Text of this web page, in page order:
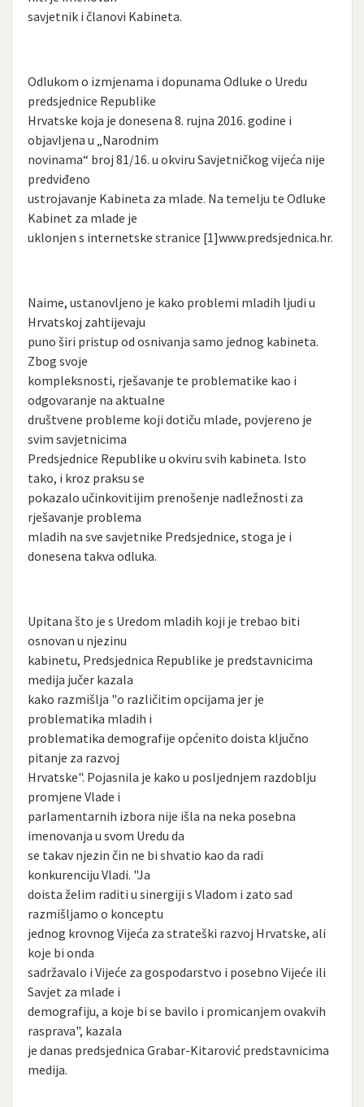
savjetnik i članovi Kabineta.
Odlukom o izmjenama i dopunama Odluke o Uredu
predsjednice Republike
Hrvatske koja je donesena 8. rujna 2016. godine i
objavljena u „Narodnim
novinama“ broj 81/16. u okviru Savjetničkog vijeća nije
predviđeno
ustrojavanje Kabineta za mlade. Na temelju te Odluke
Kabinet za mlade je
uklonjen s internetske stranice [1]www.predsjednica.hr.
Naime, ustanovljeno je kako problemi mladih ljudi u
Hrvatskoj zahtijevaju
puno širi pristup od osnivanja samo jednog kabineta.
Zbog svoje
kompleksnosti, rješavanje te problematike kao i
odgovaranje na aktualne
društvene probleme koji dotiču mlade, povjereno je
svim savjetnicima
Predsjednice Republike u okviru svih kabineta. Isto
tako, i kroz praksu se
pokazalo učinkovitijim prenošenje nadležnosti za
rješavanje problema
mladih na sve savjetnike Predsjednice, stoga je i
donesena takva odluka.
Upitana što je s Uredom mladih koji je trebao biti
osnovan u njezinu
kabinetu, Predsjednica Republike je predstavnicima
medija jučer kazala
kako razmišlja "o različitim opcijama jer je
problematika mladih i
problematika demografije općenito doista ključno
pitanje za razvoj
Hrvatske". Pojasnila je kako u posljednjem razdoblju
promjene Vlade i
parlamentarnih izbora nije išla na neka posebna
imenovanja u svom Uredu da
se takav njezin čin ne bi shvatio kao da radi
konkurenciju Vladi. "Ja
doista želim raditi u sinergiji s Vladom i zato sad
razmišljamo o konceptu
jednog krovnog Vijeća za strateški razvoj Hrvatske, ali
koje bi onda
sadržavalo i Vijeće za gospodarstvo i posebno Vijeće ili
Savjet za mlade i
demografiju, a koje bi se bavilo i promicanjem ovakvih
rasprava", kazala
je danas predsjednica Grabar-Kitarović predstavnicima
medija.